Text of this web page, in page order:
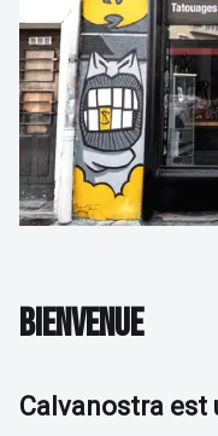
BIENVENUE
Calvanostra est